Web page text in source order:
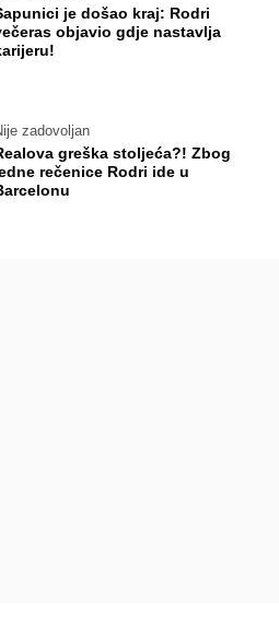
je došao kraj: Rodri
objavio gdje nastavlja
zadovoljan
greška stoljeća?! Zbog
rečenice Rodri ide u